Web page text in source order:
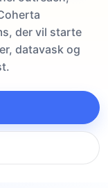
der vil starte
datavask og